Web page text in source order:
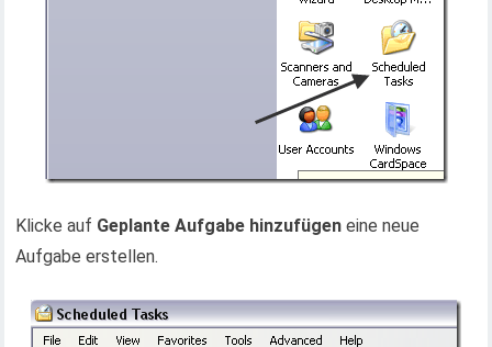
Klicke auf Geplante Aufgabe hinzufügen eine neue
Aufgabe erstellen.